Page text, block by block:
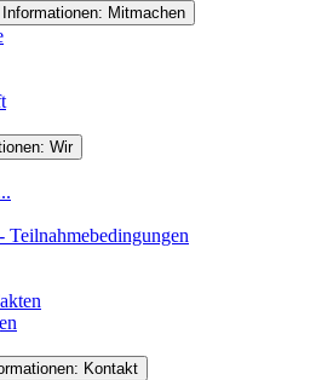
Mitmachen
Wir
Teilnahmebedingungen
Kontakt